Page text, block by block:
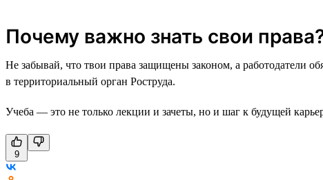
Почему важно знать свои
Не забывай, что твои права защищены законом, а работодатели
в территориальный орган Роструда.
Учеба — это не только лекции и зачеты, но и шаг к будущей
9